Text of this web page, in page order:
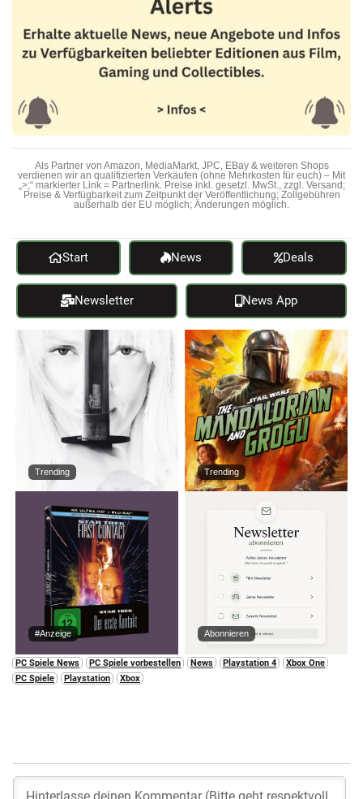
Als Partner von Amazon, MediaMarkt, JPC, EBay & weiteren Shops
verdienen wir an qualifizierten Verkäufen (ohne Mehrkosten für euch) – Mit
„>;“ markierter Link = Partnerlink. Preise inkl. gesetzl. MwSt., zzgl. Versand;
Preise & Verfügbarkeit zum Zeitpunkt der Veröffentlichung; Zollgebühren
außerhalb der EU möglich; Änderungen möglich.
Start News Deals
Newsletter News App
Trending Trending
#Anzeige Abonnieren
PC Spiele News PC Spiele vorbestellen News Playstation 4
Xbox One
PC Spiele
Playstation Xbox